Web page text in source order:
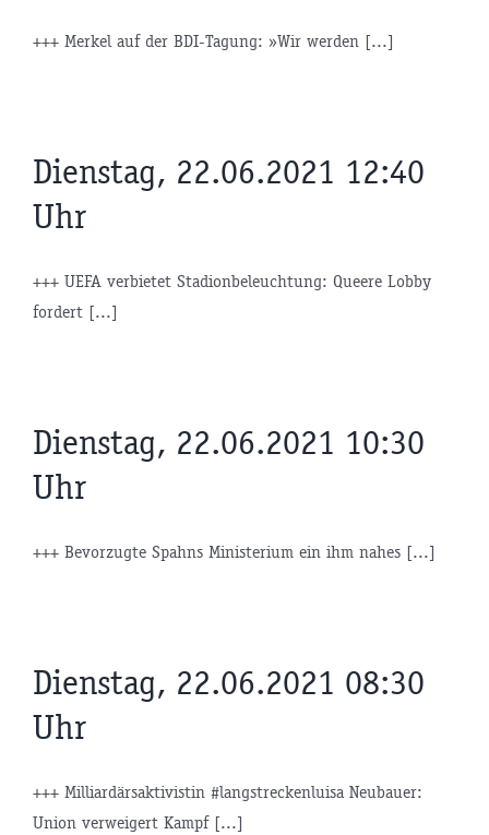
+++ Merkel auf der BDI-Tagung: »Wir werden [...]
Dienstag, 22.06.2021 12:40
Uhr
+++ UEFA verbietet Stadionbeleuchtung: Queere Lobby
fordert [...]
Dienstag, 22.06.2021 10:30
Uhr
+++ Bevorzugte Spahns Ministerium ein ihm nahes [...]
Dienstag, 22.06.2021 08:30
Uhr
+++ Milliardärsaktivistin #langstreckenluisa Neubauer:
Union verweigert Kampf [...]